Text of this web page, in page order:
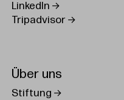
LinkedIn
Tripadvisor
Über uns
Stiftung